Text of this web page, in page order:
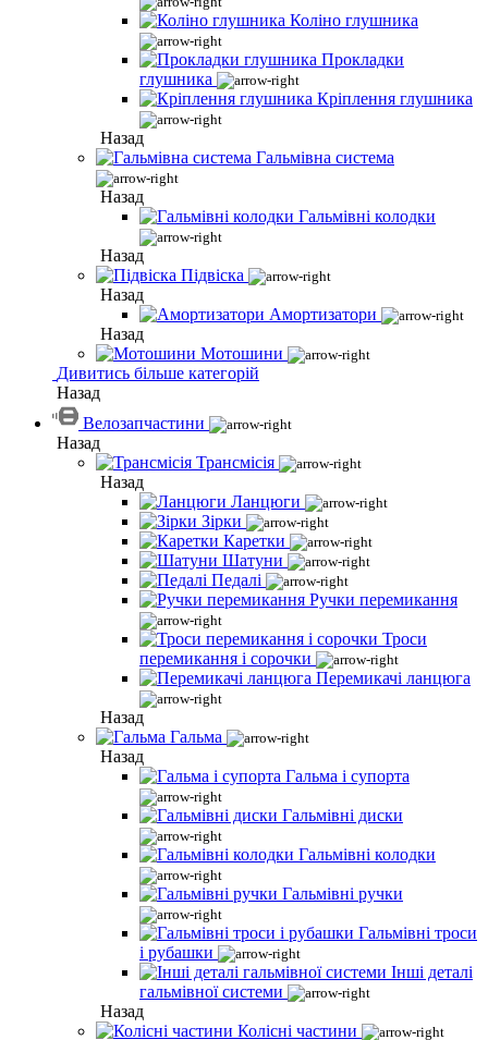
Коліно глушника
Прокладки
глушника
Кріплення глушника
Назад
Гальмівна система
Назад
Гальмівні колодки
Назад
Підвіска
Назад
Амортизатори
Назад
Мотошини
Дивитись більше категорій
Назад
Велозапчастини
Назад
Трансмісія
Назад
Ланцюги
Зірки
Каретки
Шатуни
Педалі
Ручки перемикання
Троси
перемикання і сорочки
Перемикачі ланцюга
Назад
Гальма
Назад
Гальма і супорта
Гальмівні диски
Гальмівні колодки
Гальмівні ручки
Гальмівні троси
і рубашки
Інші деталі
гальмівної системи
Назад
Колісні частини